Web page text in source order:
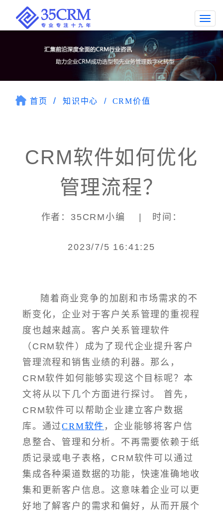
首页 知识中心 CRM价值
CRM软件如何优化
管理流程？
作者：35CRM小编 | 时间：
2023/7/5 16:41:25
随着商业竞争的加剧和市场需求的不
断变化，企业对于客户关系管理的重视程
度也越来越高。客户关系管理软件
（CRM软件）成为了现代企业提升客户
管理流程和销售业绩的利器。那么，
CRM软件如何能够实现这个目标呢？本
文将从以下几个方面进行探讨。 首先，
CRM软件可以帮助企业建立客户数据
库。通过CRM软件 ，企业能够将客户信
息整合、管理和分析。不再需要依赖于纸
质记录或电子表格，CRM软件可以通过
集成各种渠道数据的功能，快速准确地收
集和更新客户信息。这意味着企业可以更
好地了解客户的需求和偏好，从而开展个